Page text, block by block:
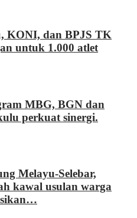
KONI, dan BPJS TK
untuk 1.000 atlet
MBG, BGN dan
perkuat sinergi.
Melayu-Selebar,
kawal usulan warga